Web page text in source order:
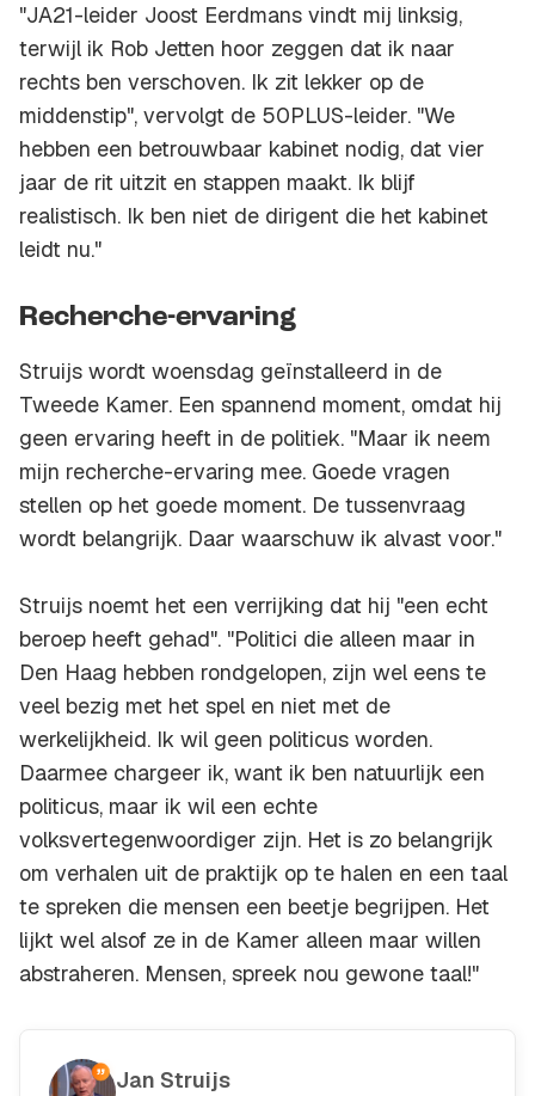
"JA21-leider Joost Eerdmans vindt mij linksig,
terwijl ik Rob Jetten hoor zeggen dat ik naar
rechts ben verschoven. Ik zit lekker op de
middenstip", vervolgt de 50PLUS-leider. "We
hebben een betrouwbaar kabinet nodig, dat vier
jaar de rit uitzit en stappen maakt. Ik blijf
realistisch. Ik ben niet de dirigent die het kabinet
leidt nu."
Recherche-ervaring
Struijs wordt woensdag geïnstalleerd in de
Tweede Kamer. Een spannend moment, omdat hij
geen ervaring heeft in de politiek. "Maar ik neem
mijn recherche-ervaring mee. Goede vragen
stellen op het goede moment. De tussenvraag
wordt belangrijk. Daar waarschuw ik alvast voor."
Struijs noemt het een verrijking dat hij "een echt
beroep heeft gehad". "Politici die alleen maar in
Den Haag hebben rondgelopen, zijn wel eens te
veel bezig met het spel en niet met de
werkelijkheid. Ik wil geen politicus worden.
Daarmee chargeer ik, want ik ben natuurlijk een
politicus, maar ik wil een echte
volksvertegenwoordiger zijn. Het is zo belangrijk
om verhalen uit de praktijk op te halen en een taal
te spreken die mensen een beetje begrijpen. Het
lijkt wel alsof ze in de Kamer alleen maar willen
abstraheren. Mensen, spreek nou gewone taal!"
Jan Struijs